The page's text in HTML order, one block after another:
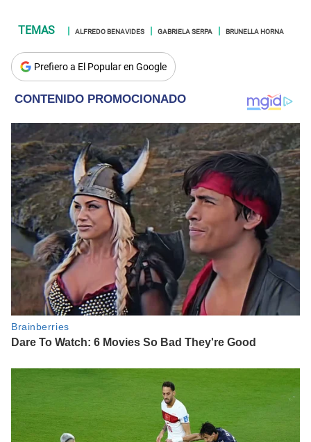
ALFREDO BENAVIDES GABRIELA SERPA BRUNELLA HORNA
Prefiero a El Popular en Google